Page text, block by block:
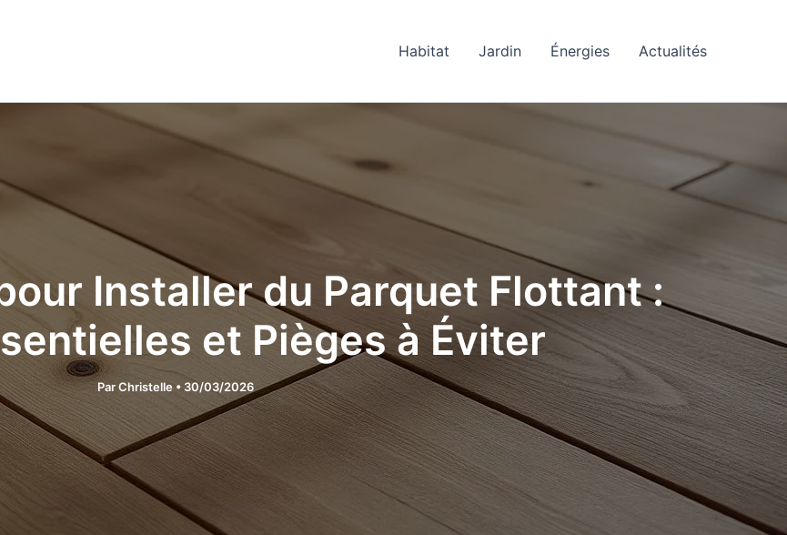
Habitat Jardin Énergies Actualités
Installer du Parquet Flottant :
et Pièges à Éviter
ParChristelle •30/03/2026